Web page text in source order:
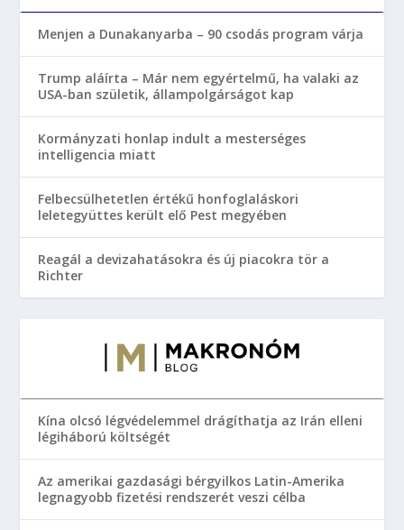
Menjen a Dunakanyarba – 90 csodás program várja
Trump aláírta – Már nem egyértelmű, ha valaki az
USA-ban születik, állampolgárságot kap
Kormányzati honlap indult a mesterséges
intelligencia miatt
Felbecsülhetetlen értékű honfoglaláskori
leletegyüttes került elő Pest megyében
Reagál a devizahatásokra és új piacokra tör a
Richter
Kína olcsó légvédelemmel drágíthatja az Irán elleni
légiháború költségét
Az amerikai gazdasági bérgyilkos Latin-Amerika
legnagyobb fizetési rendszerét veszi célba